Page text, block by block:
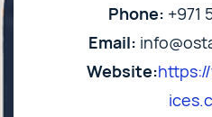
Phone: +971
Email:
Website: